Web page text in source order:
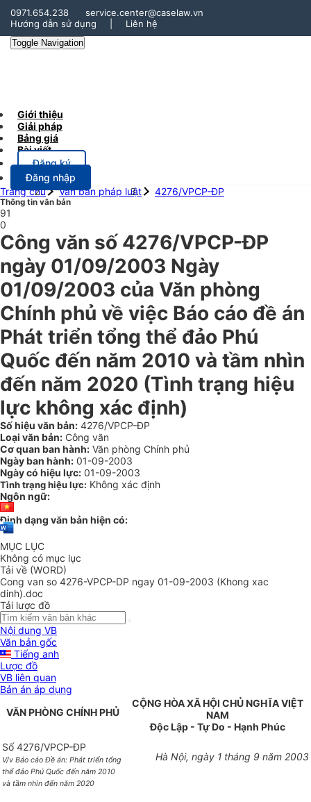
0971.654.238
service.center@caselaw.vn
Hướng dẫn sử dụng
Liên hệ
Toggle Navigation
Giới thiệu
Giải pháp
Bảng giá
Bài viết
Đăng ký
Đăng nhập
Trang chủ
Văn bản pháp luật 4276/VPCP-ĐP
Thông tin văn bản
91
0
Công văn số 4276/VPCP-ĐP
ngày 01/09/2003 Ngày
01/09/2003 của Văn phòng
Chính phủ về việc Báo cáo đề án
Phát triển tổng thể đảo Phú
Quốc đến năm 2010 và tầm nhìn
đến năm 2020 (Tình trạng hiệu
lực không xác định)
Số hiệu văn bản: 4276/VPCP-ĐP
Loại văn bản: Công văn
Cơ quan ban hành: Văn phòng Chính phủ
Ngày ban hành: 01-09-2003
Ngày có hiệu lực: 01-09-2003
Tình trạng hiệu lực: Không xác định
Ngôn ngữ:
Định dạng văn bản hiện có:
MỤC LỤC
Không có mục lục
Tải về (WORD)
Cong van so 4276-VPCP-DP ngay 01-09-2003 (Khong xac
dinh).doc
Tải lược đồ
Nội dung VB
Văn bản gốc
Tiếng anh
Lược đồ
VB liên quan
Bản án áp dụng
VĂN PHÒNG CHÍNH PHỦ
CỘNG HÒA XÃ HỘI CHỦ NGHĨA VIỆT
NAM
Độc Lập - Tự Do - Hạnh Phúc
Số 4276/VPCP-ĐP
V/v Báo cáo Đề án: Phát triển tổng
thể đảo Phú Quốc đến năm 2010
và tầm nhìn đến năm 2020
Hà Nội, ngày 1 tháng 9 năm 2003